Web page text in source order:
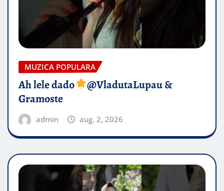
MUZICA POPULARA
Ah lele dado​
@VladutaLupau &
Gramoste
admin aug. 2, 2026